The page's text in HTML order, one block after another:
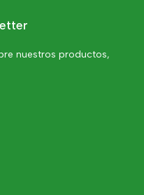
nuestros productos,